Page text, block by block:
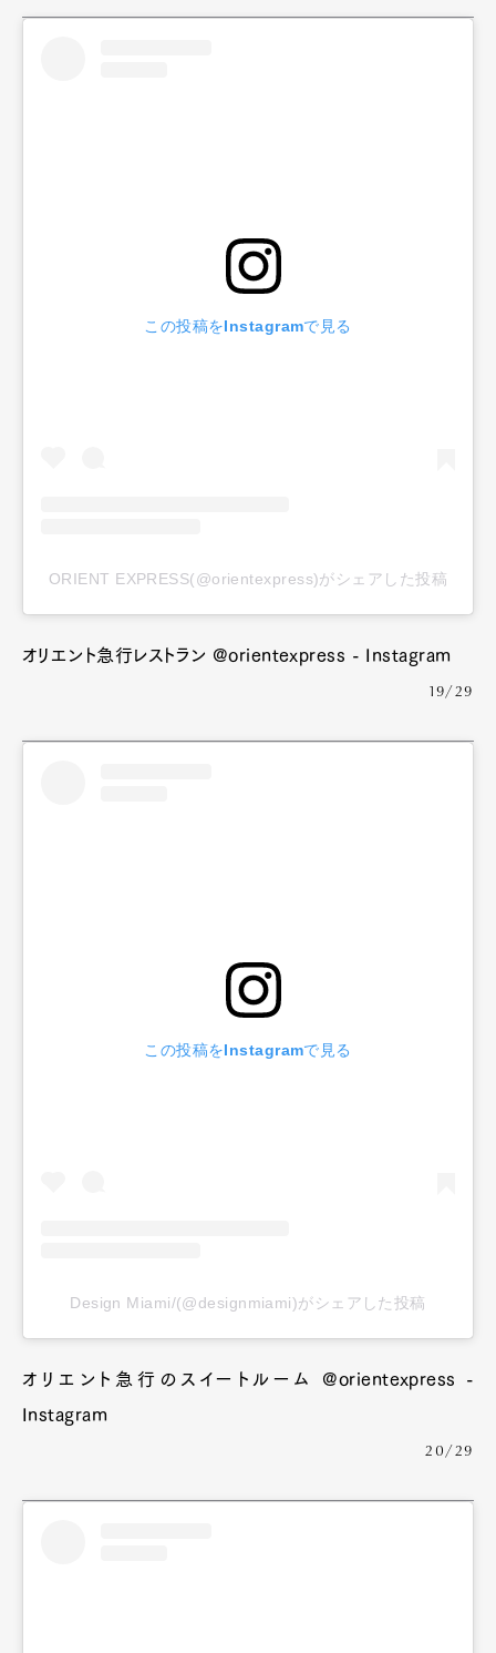
この投稿をInstagramで見る
ORIENT EXPRESS(@orientexpress)がシェアした投稿
オリエント急行レストラン @orientexpress - Instagram
19/29
この投稿をInstagramで見る
Design Miami/(@designmiami)がシェアした投稿
オリエント急行のスイートルーム @orientexpress -
Instagram
20/29